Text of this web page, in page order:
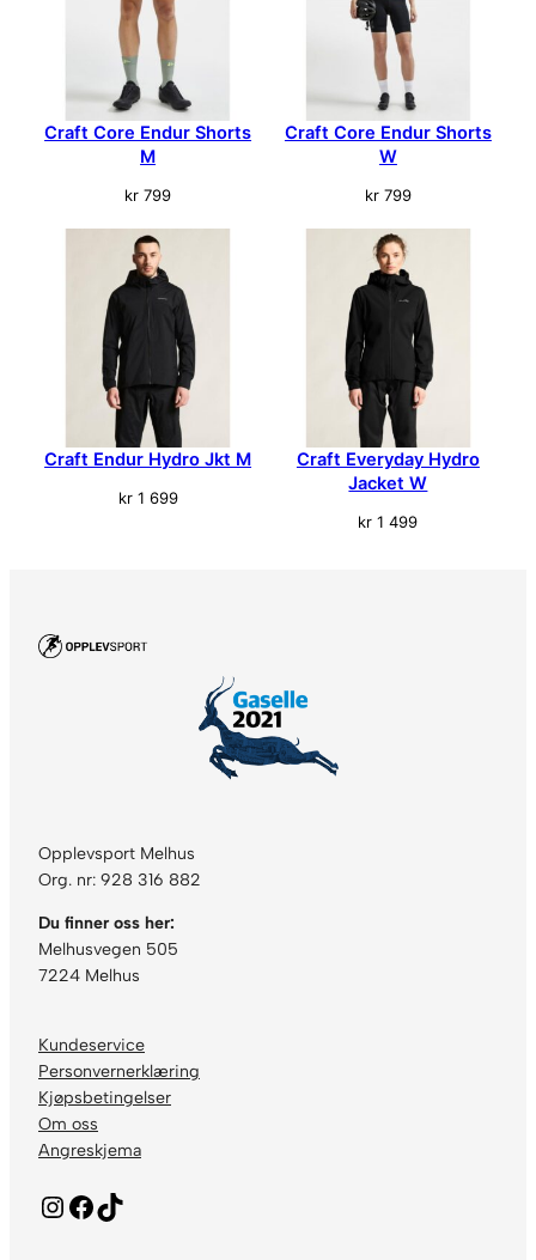
Craft Core Endur Shorts
M
kr 799
Craft Core Endur Shorts
W
kr799
Craft Endur Hydro Jkt M
kr1 699
Craft Everyday Hydro
Jacket W
kr 1 499
Opplevsport Melhus
Org. nr: 928 316 882
Du finner oss her:
Melhusvegen 505
7224 Melhus
Kundeservice
Personvernerklæring
Kjøpsbetingelser
Om oss
Angreskjema
Instagram Facebook TikTok